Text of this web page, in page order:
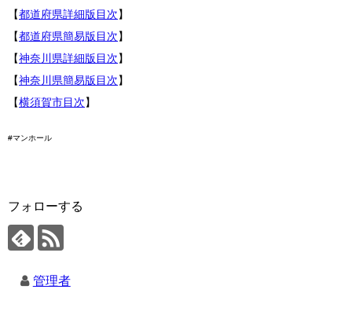
【都道府県詳細版目次】
【都道府県簡易版目次】
【神奈川県詳細版目次】
【神奈川県簡易版目次】
【横須賀市目次】
#マンホール
フォローする
管理者